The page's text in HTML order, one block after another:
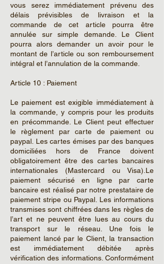
vous serez immédiatement prévenu des
délais prévisibles de livraison et la
commande de cet article pourra être
annulée sur simple demande. Le Client
pourra alors demander un avoir pour le
montant de l’article ou son remboursement
intégral et l’annulation de la commande.
Article 10 : Paiement
Le paiement est exigible immédiatement à
la commande, y compris pour les produits
en précommande. Le Client peut effectuer
le règlement par carte de paiement ou
paypal. Les cartes émises par des banques
domiciliées hors de France doivent
obligatoirement être des cartes bancaires
internationales (Mastercard ou Visa).Le
paiement sécurisé en ligne par carte
bancaire est réalisé par notre prestataire de
paiement stripe ou Paypal. Les informations
transmises sont chiffrées dans les règles de
l’art et ne peuvent être lues au cours du
transport sur le réseau. Une fois le
paiement lancé par le Client, la transaction
est immédiatement débitée après
vérification des informations. Conformément